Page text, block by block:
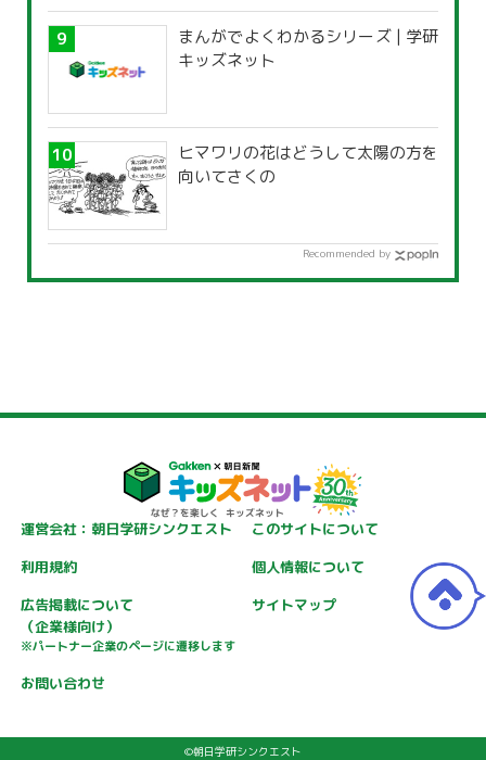
まんがでよくわかるシリーズ | 学研
キッズネット
ヒマワリの花はどうして太陽の方を
向いてさくの
Recommended by
運営会社：朝日学研シンクエスト
このサイトについて
利用規約
個人情報について
広告掲載について
（企業様向け）
※パートナー企業のページに遷移します
サイトマップ
お問い合わせ
©朝日学研シンクエスト